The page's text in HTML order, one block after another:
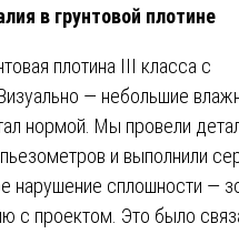
в грунтовой плотине
плотина III класса с
— небольшие
нормой. Мы провели
и выполнили
нарушение сплошности —
с проектом. Это было